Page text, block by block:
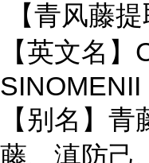
【青风藤提
【英文名】
SINOMENII
【别名】 青
藤、滇防己